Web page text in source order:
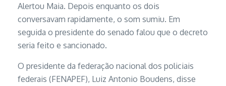
Alertou Maia. Depois enquanto os dois
conversavam rapidamente, o som sumiu. Em
seguida o presidente do senado falou que o decreto
seria feito e sancionado.
O presidente da federação nacional dos policiais
federais (FENAPEF), Luiz Antonio Boudens, disse